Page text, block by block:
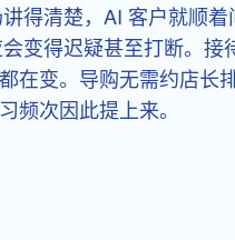
得清楚，AI 客户就顺着
变得迟疑甚至打断。接
在变。导购无需约店长
频次因此提上来。